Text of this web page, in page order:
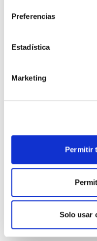
Preferencias
Estadística
Marketing
Permitir
Solo usar